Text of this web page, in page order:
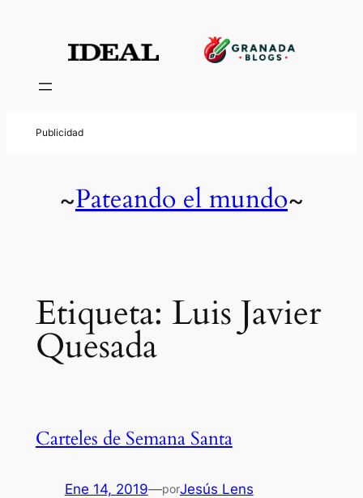
contenido
~Pateando el mundo~
Etiqueta: Luis Javier
Quesada
Carteles de Semana Santa
Ene 14, 2019—porJesús Lens